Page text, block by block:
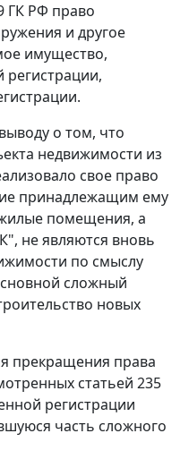
ГК РФ право
и другое
имущество,
регистрации,
о том, что
недвижимости из
свое право
принадлежащим ему
помещения, а
не являются вновь
по смыслу
сложный
новых
прекращения права
статьей 235
регистрации
часть сложного